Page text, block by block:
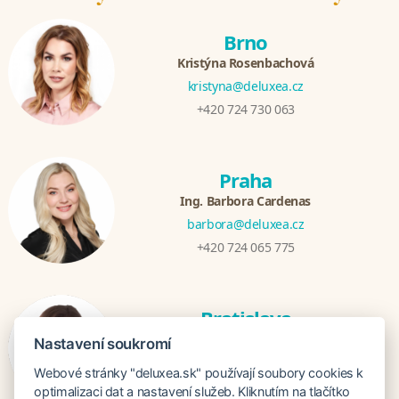
Brno
Kristýna Rosenbachová
kristyna@deluxea.cz
+420 724 730 063
Praha
Ing. Barbora Cardenas
barbora@deluxea.cz
+420 724 065 775
Bratislava
+421 948 548 908
Nastavení soukromí
Webové stránky "deluxea.sk" používají soubory cookies k
optimalizaci dat a nastavení služeb. Kliknutím na tlačítko